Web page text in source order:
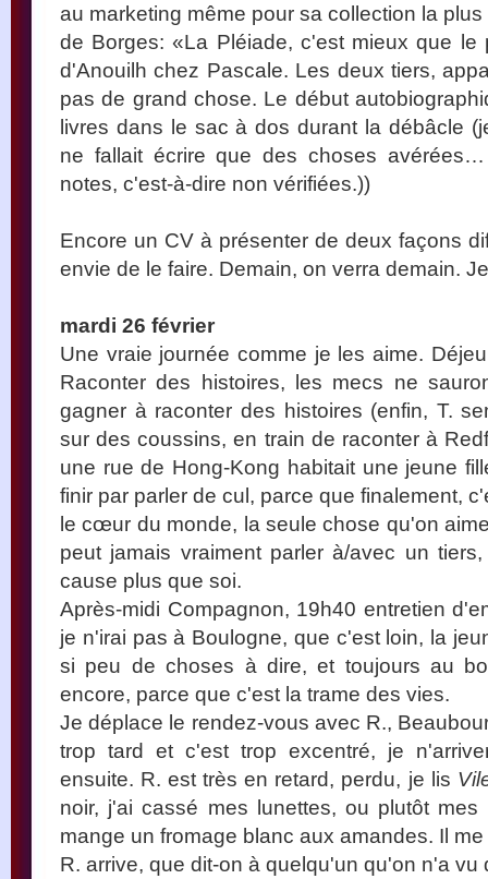
au marketing même pour sa collection la
de Borges: «La Pléiade, c'est mieux que
d'Anouilh chez Pascale. Les deux tiers,
pas de grand chose. Le début
livres dans le sac à dos durant la débâcle
ne fallait écrire que des choses
notes, c'est-à-dire non vérifiées.))
Encore un CV à présenter de deux façons
envie de le faire. Demain, on verra demain.
mardi 26 février
Une vraie journée comme je les aime.
Raconter des histoires, les mecs ne
gagner à raconter des histoires (enfin, T.
sur des coussins, en train de raconter à
une rue de Hong-Kong habitait une jeune
finir par parler de cul, parce que finalement,
le cœur du monde, la seule chose qu'on
peut jamais vraiment parler à/avec un
cause plus que soi.
Après-midi Compagnon, 19h40 entretien
je n'irai pas à Boulogne, que c'est loin, la
si peu de choses à dire, et toujours au
encore, parce que c'est la trame des vies.
Je déplace le rendez-vous avec R.,
trop tard et c'est trop excentré, je
ensuite. R. est très en retard, perdu, je lis
noir, j'ai cassé mes lunettes, ou plutôt
mange un fromage blanc aux amandes. Il
R. arrive, que dit-on à quelqu'un qu'on n'a vu